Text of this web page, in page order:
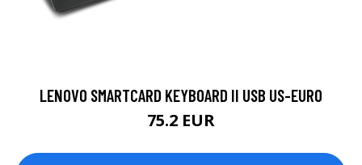
LENOVO SMARTCARD KEYBOARD II USB US-EURO
75.2 EUR